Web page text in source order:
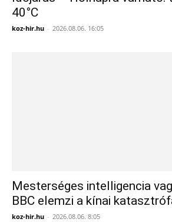
40°C
koz-hir.hu - 2026.08.06. 16:05
Mesterséges intelligencia
BBC elemzi a kínai
koz-hir.hu - 2026.08.06. 8:05